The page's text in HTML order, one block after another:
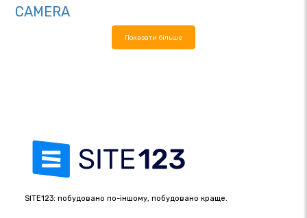
CAMERA
Показати більше
SITE123: побудовано по-іншому, побудовано краще.